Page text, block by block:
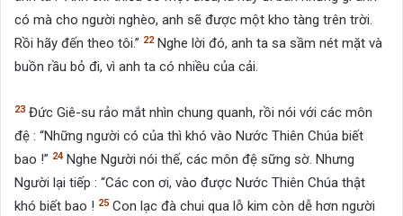
có mà cho người nghèo, anh sẽ được một kho tàng trên trời.
Rồi hãy đến theo tôi.” 22 Nghe lời đó, anh ta sa sầm nét mặt và
buồn rầu bỏ đi, vì anh ta có nhiều của cải.
23 Đức Giê-su rảo mắt nhìn chung quanh, rồi nói với các môn
đệ : “Những người có của thì khó vào Nước Thiên Chúa biết
bao !” 24 Nghe Người nói thế, các môn đệ sững sờ. Nhưng
Người lại tiếp : “Các con ơi, vào được Nước Thiên Chúa thật
khó biết bao ! 25 Con lạc đà chui qua lỗ kim còn dễ hơn người